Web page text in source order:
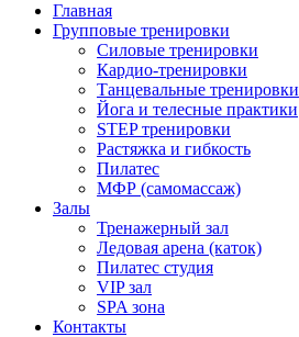
Главная
Групповые тренировки
Силовые тренировки
Кардио-тренировки
Танцевальные тренировки
Йога и телесные практики
STEP тренировки
Растяжка и гибкость
Пилатес
МФР (самомассаж)
Залы
Тренажерный зал
Ледовая арена (каток)
Пилатес студия
VIP зал
SPA зона
Контакты